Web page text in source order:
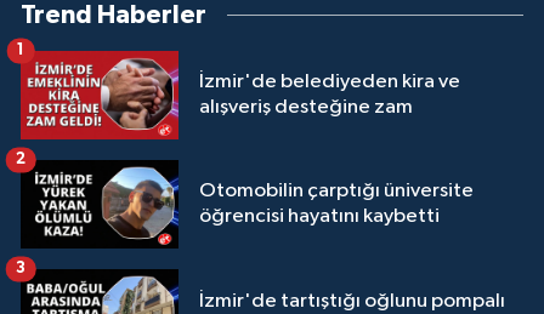
Trend Haberler
İzmir'de belediyeden kira ve
alışveriş desteğine zam
1
Otomobilin çarptığı üniversite
öğrencisi hayatını kaybetti
2
İzmir'de tartıştığı oğlunu pompalı
3